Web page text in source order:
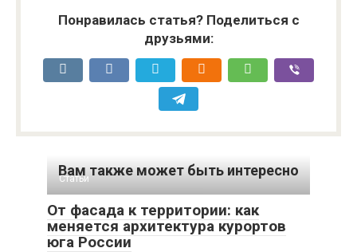
Понравилась статья? Поделиться с
друзьями:
Вам также может быть интересно
Статьи
От фасада к территории: как
меняется архитектура курортов
юга России